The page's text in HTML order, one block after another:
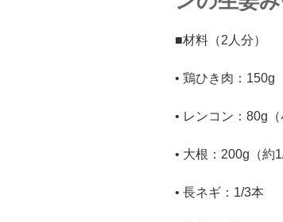
■材料（2人分）
• 鶏ひき肉：150g
• レンコン：80g（
• 大根：200g（約
• 長ネギ：1/3本